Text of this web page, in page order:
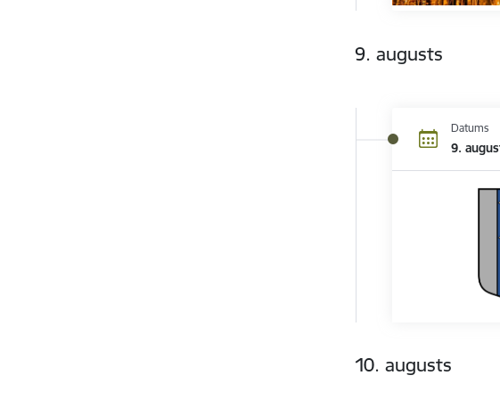
9. augusts
Datums
9.
10. augusts